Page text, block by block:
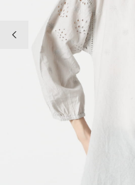
前の画像